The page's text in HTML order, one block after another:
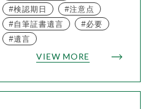
検認期日
注意点
自筆証書遺言
必要
遺言
VIEW MORE